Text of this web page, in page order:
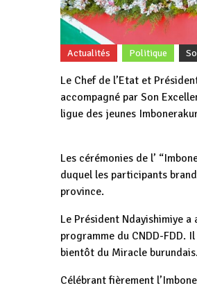
Actualités Politique
Le Chef de l’Etat et
accompagné par Son
ligue des jeunes
Les cérémonies de l’
duquel les participants
province.
Le Président Ndayishimiye
programme du CNDD-FDD.
bientôt du Miracle
Célébrant fièrement